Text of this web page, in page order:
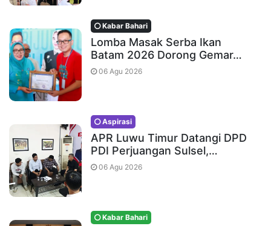
Kabar Bahari
Lomba Masak Serba Ikan
Batam 2026 Dorong Gemar…
06 Agu 2026
Aspirasi
APR Luwu Timur Datangi DPD
PDI Perjuangan Sulsel,…
06 Agu 2026
Kabar Bahari